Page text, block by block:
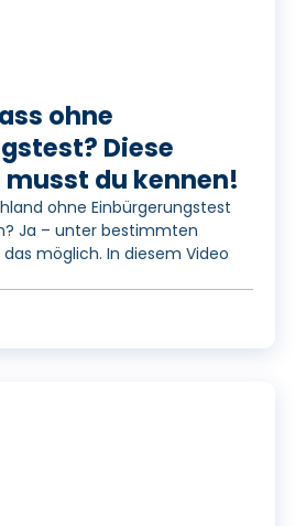
y
V
i
ohne
Diese
du kennen!
ohne Einbürgerungstest
Ja – unter bestimmten
möglich. In diesem Video